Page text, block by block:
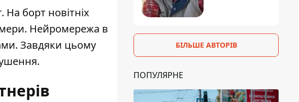
борт новітніх
Нейромережа в
Завдяки цьому
БІЛЬШЕ АВТОРІВ
ПОПУЛЯРНЕ